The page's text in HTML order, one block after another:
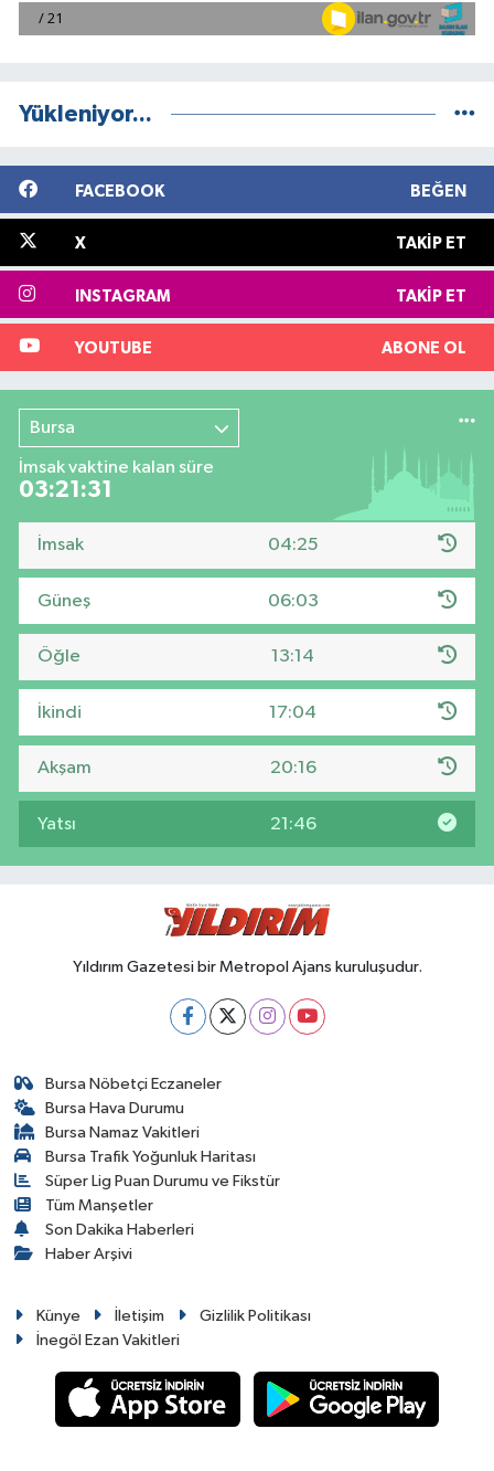
Yükleniyor...
FACEBOOK BEĞEN
X TAKIP ET
INSTAGRAM TAKIP ET
YOUTUBE ABONE OL
Bursa
İmsak vaktine kalan süre
03:21:30
İmsak 04:25
Güneş 06:03
Öğle 13:14
İkindi 17:04
Akşam 20:16
Yatsı 21:46
Yıldırım Gazetesi bir Metropol Ajans kuruluşudur.
Bursa Nöbetçi Eczaneler
Bursa Hava Durumu
Bursa Namaz Vakitleri
Bursa Trafik Yoğunluk Haritası
Süper Lig Puan Durumu ve Fikstür
Tüm Manşetler
Son Dakika Haberleri
Haber Arşivi
Künye İletişim
Gizlilik Politikası
İnegöl Ezan Vakitleri